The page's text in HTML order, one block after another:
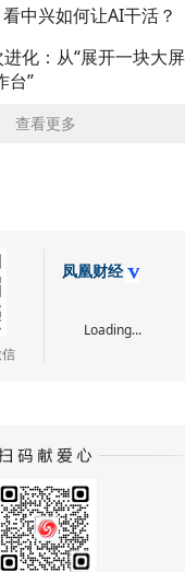
中兴如何让AI干活？
化：从“展开一块大
台”
查看更多
凤凰财经
Loading...